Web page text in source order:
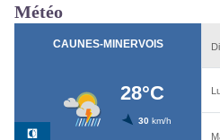
Météo